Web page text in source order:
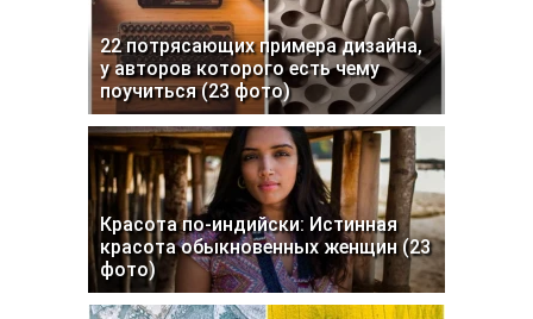
22 потрясающих примера дизайна,
у авторов которого есть чему
поучиться (23 фото)
Красота по-индийски: Истинная
красота обыкновенных женщин (23
фото)